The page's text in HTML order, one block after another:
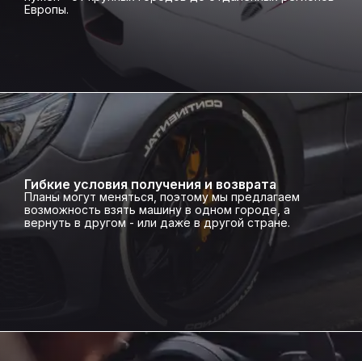
Европы.
Гибкие условия получения и возврата
Планы могут меняться, поэтому мы предлагаем
возможность взять машину в одном городе, а
вернуть в другом - или даже в другой стране.